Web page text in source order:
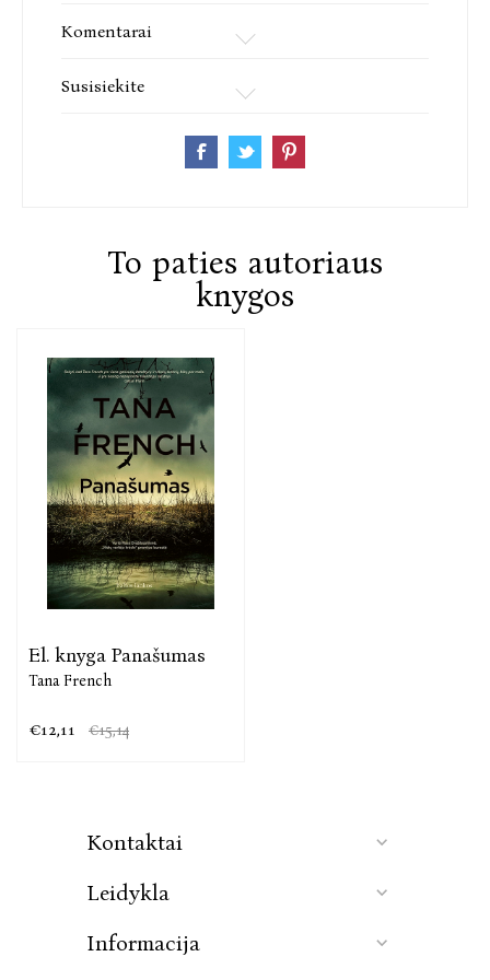
skyrių (pirmąją serijos knygą „Miškuose“ išleido
Komentarai
Susisiekite
To paties autoriaus
knygos
El. knyga Panašumas
Tana French
€12,11 €15,14
Kontaktai
Leidykla
Informacija